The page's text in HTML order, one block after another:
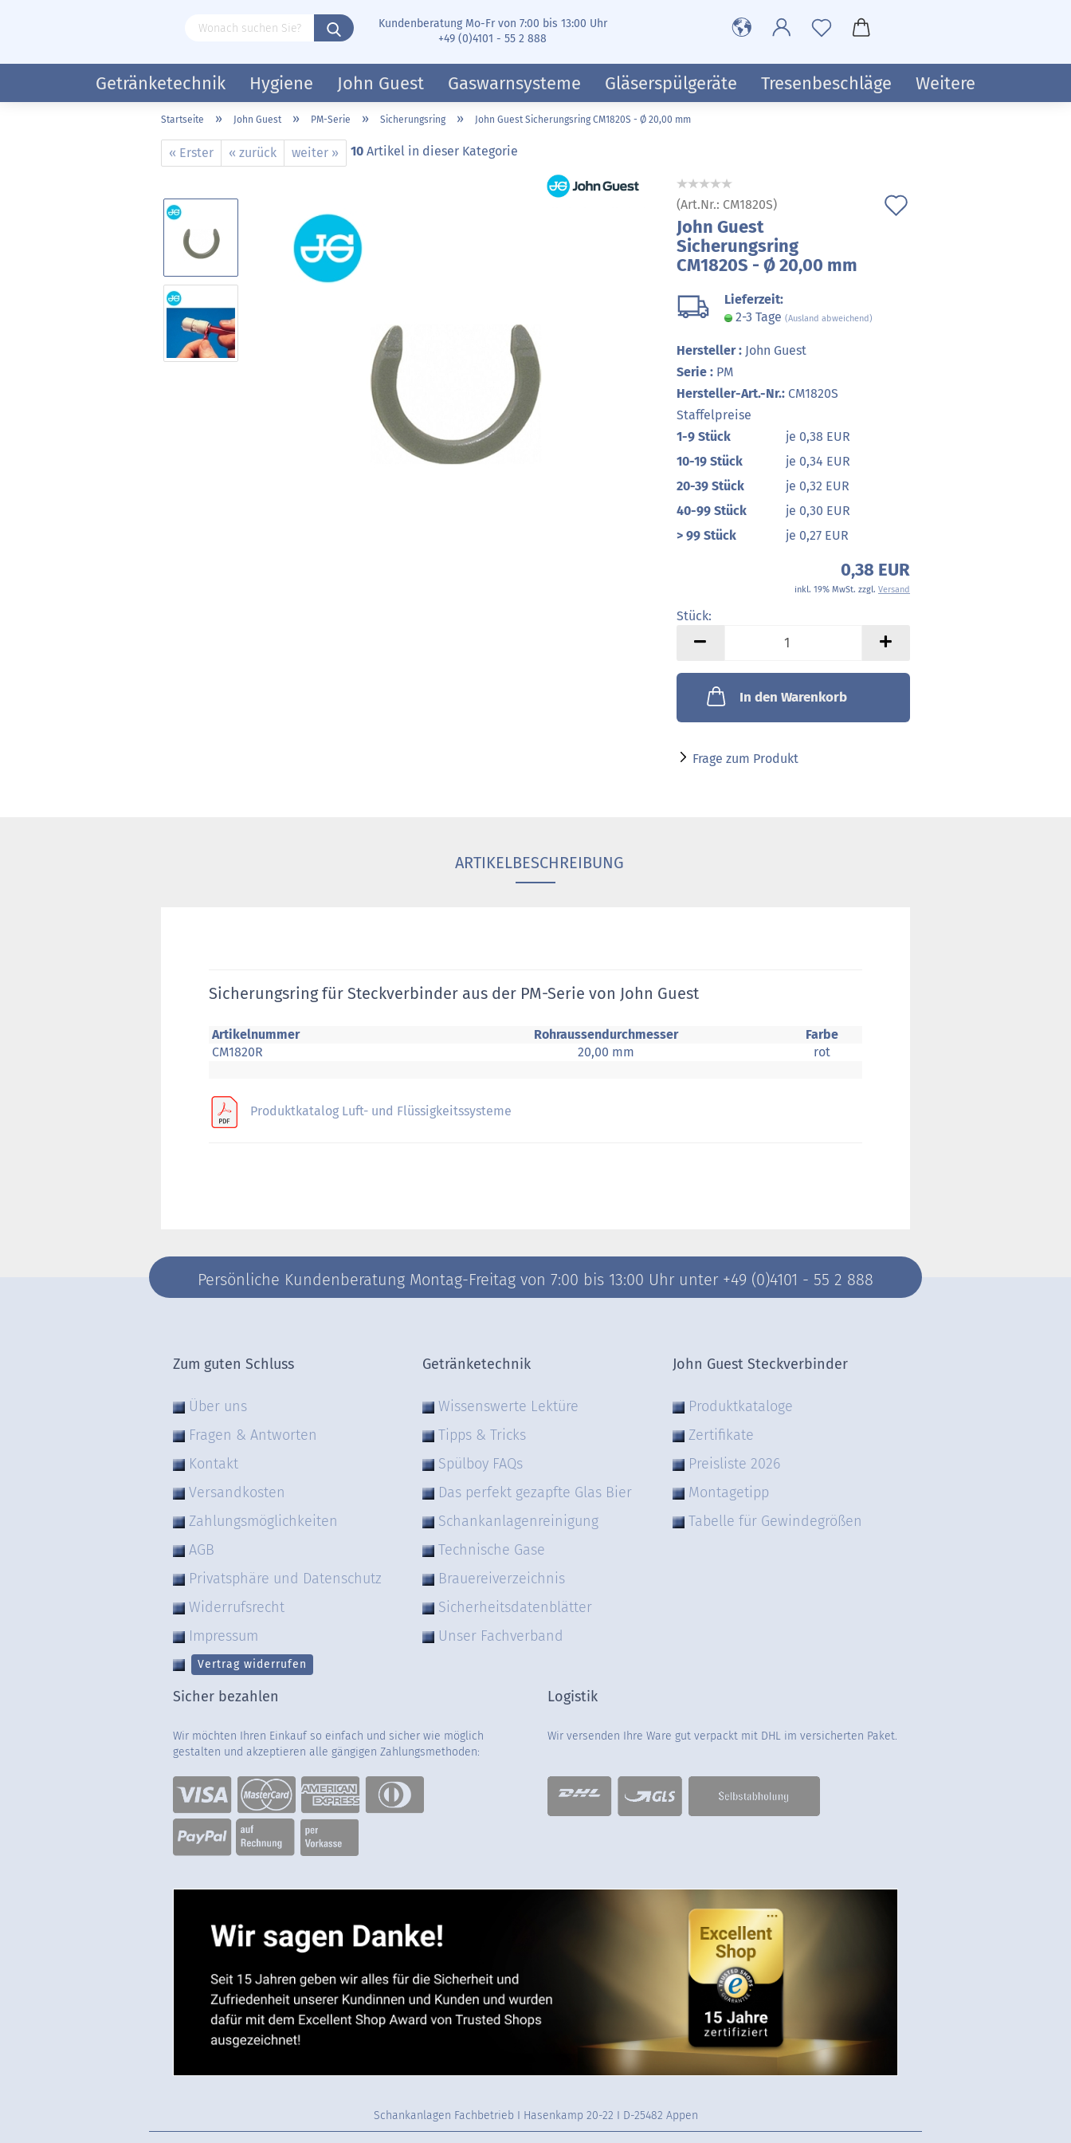
Kundenberatung Mo-Fr von 7:00 bis 13:00 Uhr
+49 (0)4101 - 55 2 888
Getränketechnik Hygiene John Guest Gaswarnsysteme Gläserspülgeräte Tresenbeschläge Weitere
Startseite » John Guest » PM-Serie » Sicherungsring » John Guest Sicherungsring CM1820S - Ø 20,00 mm
« Erster « zurück weiter » 10 Artikel in dieser Kategorie
(Art.Nr.: CM1820S)
John Guest
Sicherungsring
CM1820S - Ø 20,00 mm
Lieferzeit:
2-3 Tage (Ausland abweichend)
Hersteller : John Guest
Serie : PM
Hersteller-Art.-Nr.: CM1820S
Staffelpreise
1-9 Stück
je 0,38 EUR
10-19 Stück
je 0,34 EUR
20-39 Stück
je 0,32 EUR
40-99 Stück
je 0,30 EUR
> 99 Stück
je 0,27 EUR
0,38 EUR
inkl. 19% MwSt. zzgl. Versand
Stück:
Stück
In den Warenkorb
Frage zum Produkt
ARTIKELBESCHREIBUNG
Sicherungsring für Steckverbinder aus der PM-Serie von John Guest
Artikelnummer Rohraussendurchmesser
Farbe
CM1820R
20,00 mm rot
Produktkatalog Luft- und Flüssigkeitssysteme
Persönliche Kundenberatung Montag-Freitag von 7:00 bis 13:00 Uhr unter +49 (0)4101 - 55 2 888
Zum guten Schluss
Über uns
Fragen & Antworten
Kontakt
Versandkosten
Zahlungsmöglichkeiten
AGB
Privatsphäre und Datenschutz
Widerrufsrecht
Impressum
Vertrag widerrufen
Getränketechnik
Wissenswerte Lektüre
Tipps & Tricks
Spülboy FAQs
Das perfekt gezapfte Glas Bier
Schankanlagenreinigung
Technische Gase
Brauereiverzeichnis
Sicherheitsdatenblätter
Unser Fachverband
John Guest Steckverbinder
Produktkataloge
Zertifikate
Preisliste 2026
Montagetipp
Tabelle für Gewindegrößen
Sicher bezahlen
Wir möchten Ihren Einkauf so einfach und sicher wie möglich
gestalten und akzeptieren alle gängigen Zahlungsmethoden:
Logistik
Wir versenden Ihre Ware gut verpackt mit DHL im versicherten Paket.
Schankanlagen Fachbetrieb I Hasenkamp 20-22 I D-25482 Appen